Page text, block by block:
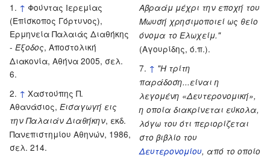
↑ Φούντας Ιερεμίας
(Επίσκοπος Γόρτυνος),
Ερμηνεία Παλαιάς Διαθήκης
- Έξοδος, Αποστολική
Διακονία, Αθήνα 2005, σελ.
6.
↑ Χαστούπης Π.
Αθανάσιος, Εισαγωγή εις
την Παλαιάν Διαθήκην, εκδ.
Πανεπιστημίου Αθηνών, 1986,
σελ. 214.
Αβραάμ μέχρι την εποχή του
Μωυσή χρησιμοποιεί ως θείο
όνομα το Ελωχείμ."
(Αγουρίδης, ό.π.).
↑ "Η τρίτη
παράδοση...είναι η
λεγομένη «Δευτερονομική»,
η οποία διακρίνεται εύκολα,
λόγω του ότι περιορίζεται
στο βιβλίο του
Δευτερονομίου, από το οποίο